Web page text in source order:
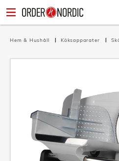
Hem & Hushåll Köksapparater